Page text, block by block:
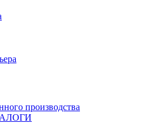
производства